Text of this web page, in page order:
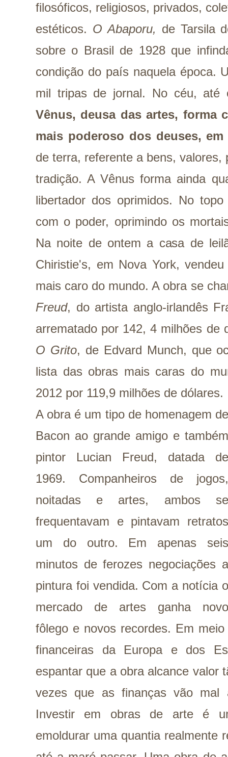
filosóficos, religiosos, privados,
estéticos. O Abaporu, de Tarsila
sobre o Brasil de 1928 que
condição do país naquela época.
mil tripas de jornal. No céu,
Vênus, deusa das artes, forma
mais poderoso dos deuses,
de terra, referente a bens,
tradição. A Vênus forma ainda
libertador dos oprimidos. No
com o poder, oprimindo os
Na noite de ontem a casa de
Chiristie's, em Nova York,
mais caro do mundo. A obra se
Freud, do artista anglo-irlandês
arrematado por 142, 4 milhões de
O Grito, de Edvard Munch, que
lista das obras mais caras do
2012 por 119,9 milhões de dólares.
A obra é um tipo de homenagem de
Bacon ao grande amigo e também
pintor Lucian Freud, datada de
1969. Companheiros de jogos,
noitadas e artes, ambos se
frequentavam e pintavam retratos
um do outro. Em apenas seis
minutos de ferozes negociações a
pintura foi vendida. Com a notícia o
mercado de artes ganha novo
fôlego e novos recordes. Em
financeiras da Europa e dos
espantar que a obra alcance valor
vezes que as finanças vão
Investir em obras de arte é
emoldurar uma quantia realmente